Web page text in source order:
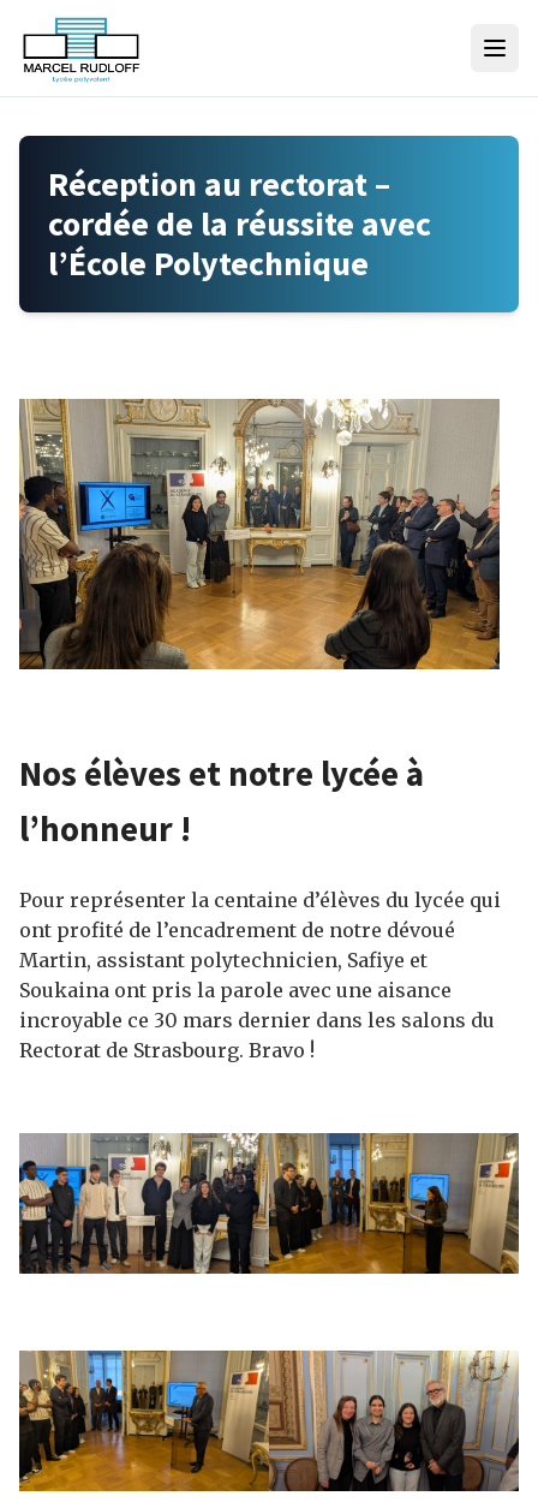
Skip to content
Réception au rectorat –
cordée de la réussite avec
l’École Polytechnique
Nos élèves et notre lycée à
l’honneur !
Pour représenter la centaine d’élèves du lycée qui
ont profité de l’encadrement de notre dévoué
Martin, assistant polytechnicien, Safiye et
Soukaina ont pris la parole avec une aisance
incroyable ce 30 mars dernier dans les salons du
Rectorat de Strasbourg. Bravo !